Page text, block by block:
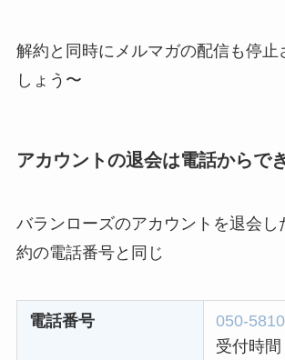
解約と同時にメルマガの配信も停止
しょう〜
アカウントの退会は電話からで
バランローズのアカウントを退会し
約の電話番号と同じ
電話番号
050-
受付時間